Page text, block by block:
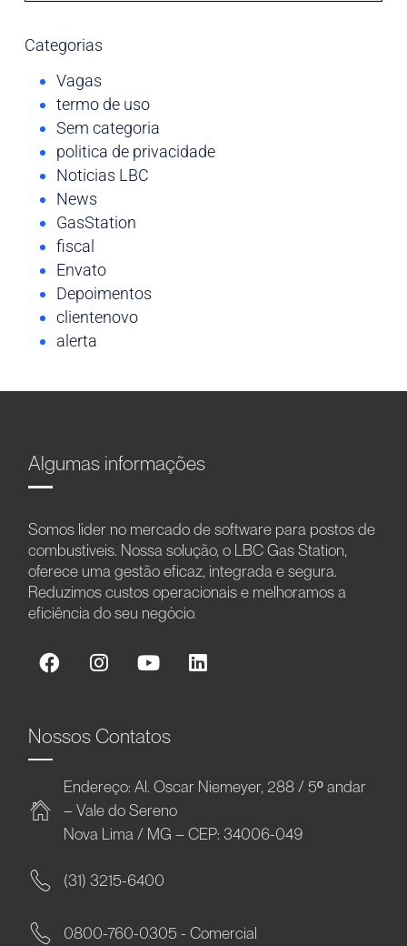
Categorias
Vagas
termo de uso
Sem categoria
politica de privacidade
Noticias LBC
News
GasStation
fiscal
Envato
Depoimentos
clientenovo
alerta
Algumas informações
Somos líder no mercado de software para postos de
combustíveis. Nossa solução, o LBC Gas Station,
oferece uma gestão eficaz, integrada e segura.
Reduzimos custos operacionais e melhoramos a
eficiência do seu negócio.
Nossos Contatos
Endereço: Al. Oscar Niemeyer, 288 / 5º andar
– Vale do Sereno
Nova Lima / MG – CEP: 34006-049
(31) 3215-6400
0800-760-0305 - Comercial